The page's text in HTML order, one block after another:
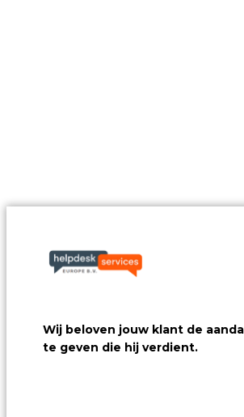
Wij beloven jouw klant de
te geven die hij verdient.